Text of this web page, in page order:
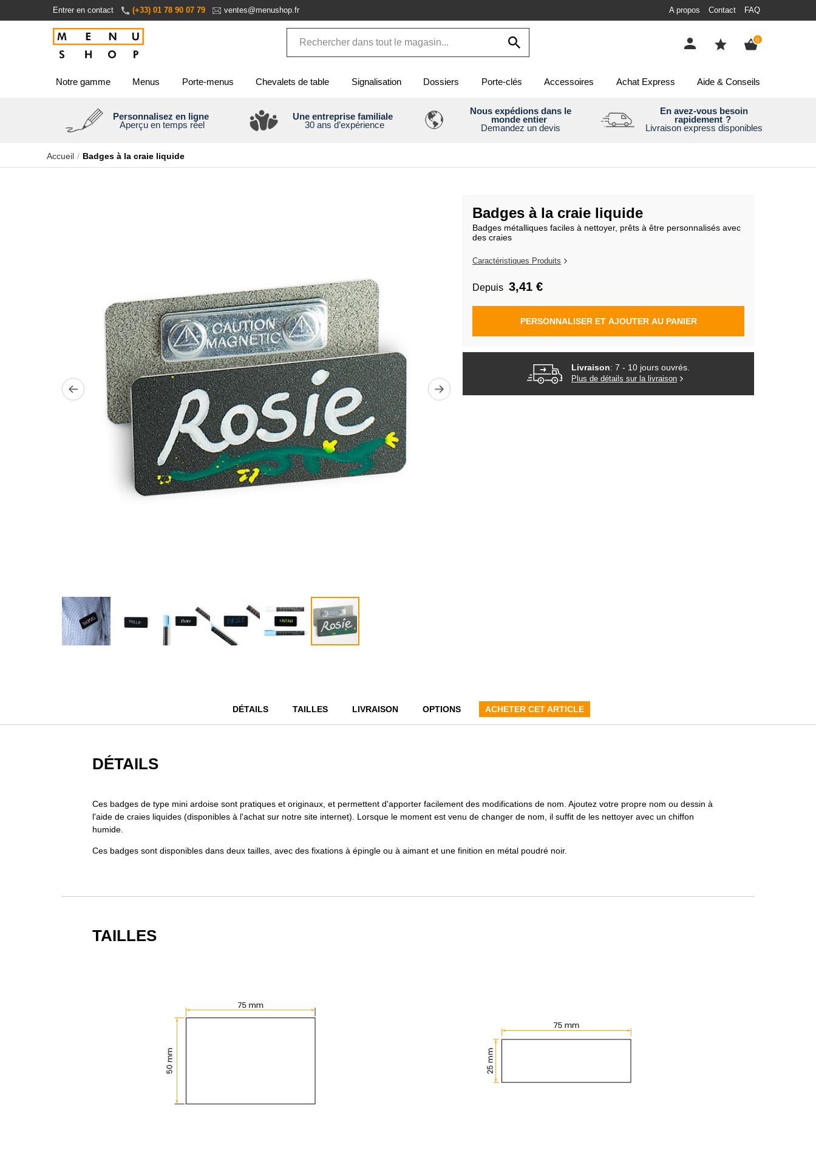
contenu
Entrer en contact (+33) 01 78 90 07 79 ventes@menushop.fr A propos Contact FAQ
0items
Notre gamme Menus Porte-menus Chevalets de table Signalisation Dossiers Porte-clés Accessoires Achat Express Aide & Conseils
Personnalisez en ligne
Aperçu en temps réel
Une entreprise familiale
30 ans d’expérience
Nous expédions dans le
monde entier
Demandez un devis
En avez-vous besoin
rapidement ?
Livraison express disponibles
Accueil Badges à la craie liquide
d’images
Badges à la craie liquide
Badges métalliques faciles à nettoyer, prêts à être personnalisés avec
des craies
Caractéristiques Produits
Depuis 3,41 €
PERSONNALISER ET AJOUTER AU PANIER
Livraison: 7 - 10 jours ouvrés.
Plus de détails sur la livraison
DÉTAILS TAILLES LIVRAISON OPTIONS ACHETER CET ARTICLE
DÉTAILS
Ces badges de type mini ardoise sont pratiques et originaux, et permettent d'apporter facilement des modifications de nom. Ajoutez votre propre nom ou dessin à
l'aide de craies liquides (disponibles à l'achat sur notre site internet). Lorsque le moment est venu de changer de nom, il suffit de les nettoyer avec un chiffon
humide.
Ces badges sont disponibles dans deux tailles, avec des fixations à épingle ou à aimant et une finition en métal poudré noir.
TAILLES